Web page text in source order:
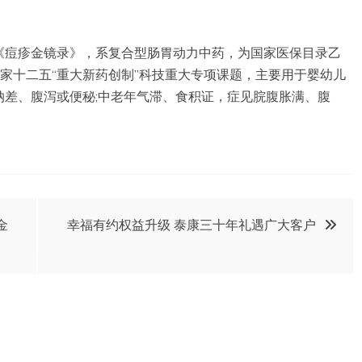
疹金镜录》，系复合型肠胃动力中药，为国家医保目录乙
十二五“重大新药创制”科技重大专项课题，主要用于婴幼儿
、腹泻或便秘;中老年气滞、食积证，症见脘腹胀满、腹
幸福有约权益升级 泰康三十年礼遇广大客户